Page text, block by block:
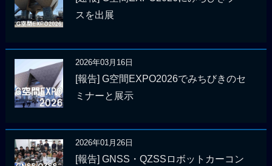
スを出展
2026年03月16日
[報告] G空間EXPO2026でみちびきのセ
ミナーと展示
2026年01月26日
[報告] GNSS・QZSSロボットカーコン